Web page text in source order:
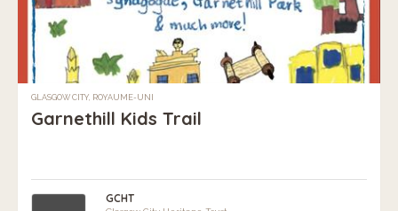
GLASGOW CITY, ROYAUME-UNI
Garnethill Kids Trail
GCHT